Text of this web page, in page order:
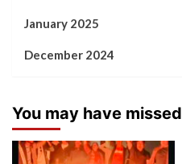
January 2025
December 2024
You may have missed